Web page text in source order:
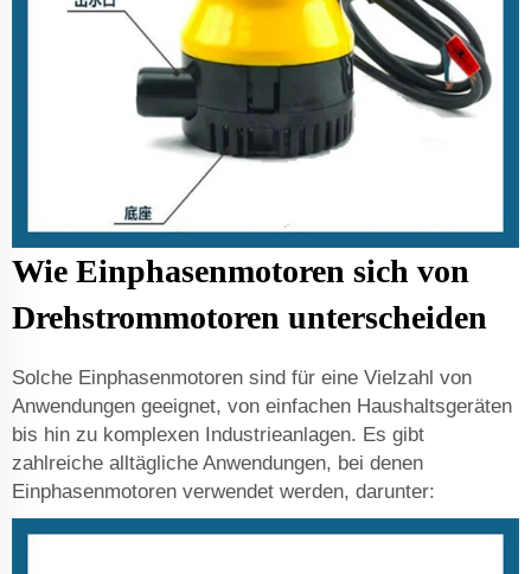
Wie Einphasenmotoren sich von
Drehstrommotoren unterscheiden
Solche Einphasenmotoren sind für eine Vielzahl von
Anwendungen geeignet, von einfachen Haushaltsgeräten
bis hin zu komplexen Industrieanlagen. Es gibt
zahlreiche alltägliche Anwendungen, bei denen
Einphasenmotoren verwendet werden, darunter: